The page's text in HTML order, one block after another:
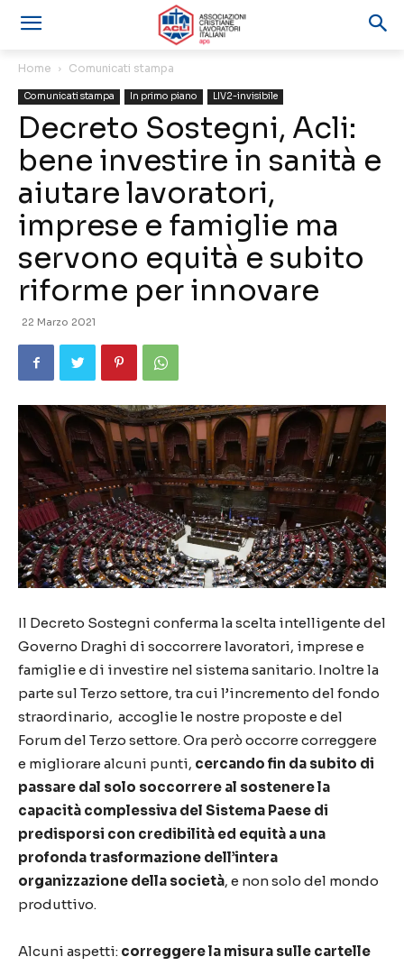
Home Comunicati stampa
Comunicati stampa In primo piano LIV2-invisibile
Decreto Sostegni, Acli:
bene investire in sanità e
aiutare lavoratori,
imprese e famiglie ma
servono equità e subito
riforme per innovare
22 Marzo 2021
Il Decreto Sostegni conferma la scelta intelligente del
Governo Draghi di soccorrere lavoratori, imprese e
famiglie e di investire nel sistema sanitario. Inoltre la
parte sul Terzo settore, tra cui l’incremento del fondo
straordinario, accoglie le nostre proposte e del
Forum del Terzo settore. Ora però occorre correggere
e migliorare alcuni punti, cercando fin da subito di
passare dal solo soccorrere al sostenere la
capacità complessiva del Sistema Paese di
predisporsi con credibilità ed equità a una
profonda trasformazione dell’intera
organizzazione della società, e non solo del mondo
produttivo.
Alcuni aspetti: correggere la misura sulle cartelle